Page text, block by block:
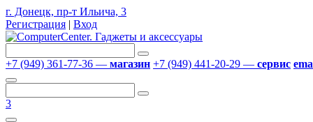
г. Донецк, пр-т Ильича, 3
Регистрация | Вход
+7 (949) 361-77-36 — магазин +7 (949) 441-20-29 — сервис
3